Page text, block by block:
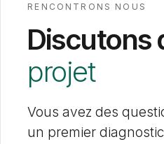
RENCONTRONS NOUS
Discutons
projet
Vous avez des
un premier